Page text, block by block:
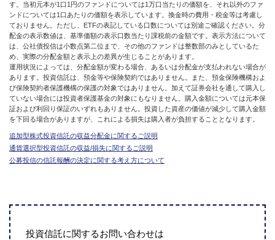
す。当初元本が1口1円のファンドについては1万口当たりの価額を、それ以外のファ
ンドについては1口あたりの価額を表示しています。換金時の費用・税金等は考慮し
ておりません。ただし、ETFの表記している口数については別途ご確認ください。分
配金の表示数値は、基準価額の表示口数当たり課税前の金額です。表示方法について
は、公社債投信は小数点第二位まで、その他のファンドは整数部のみとしているた
め、実際の分配金額と表示上の差異が生じることがあります。
運用状況によっては、分配金額が変わる場合、あるいは分配金が支払われない場合が
あります。投資信託は、預金等や保険契約ではありません。また、預金保険機構およ
び保険契約者保護機構の保護の対象ではありません。加えて証券会社を通して購入し
ていない場合には投資者保護基金の対象にもなりません。購入金額については元本保
証および利回り保証のいずれもありません。投資した資産の価値が減少して購入金額
を下回る場合がありますが、これによる損失は購入者が負担することとなります。
追加型株式投資信託の収益分配金に関するご説明
通貨選択型投資信託の収益/損失に関するご説明
公募投信の信託報酬の決定に関する考え方について
投資信託に関するお問い合わせは